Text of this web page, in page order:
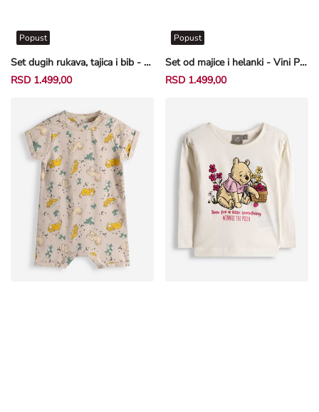
Set dugih rukava, tajica i bib - Vini Pu - bež
Popust
RSD 1.499,00
Set od majice i helanki - Vini Pu - roze
Popust
RSD 1.499,00